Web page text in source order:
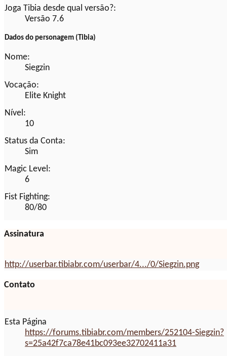
Joga Tibia desde qual versão?:
Versão 7.6
Dados do personagem (Tibia)
Nome:
Siegzin
Vocação:
Elite Knight
Nível:
10
Status da Conta:
Sim
Magic Level:
6
Fist Fighting:
80/80
Assinatura
http://userbar.tibiabr.com/userbar/4.../0/Siegzin.png
Contato
Esta Página
https://forums.tibiabr.com/members/252104-Siegzin?
s=25a42f7ca78e41bc093ee32702411a31